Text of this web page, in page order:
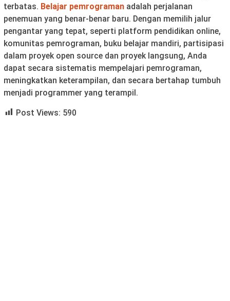
terbatas. Belajar pemrograman adalah perjalanan
penemuan yang benar-benar baru. Dengan memilih jalur
pengantar yang tepat, seperti platform pendidikan online,
komunitas pemrograman, buku belajar mandiri, partisipasi
dalam proyek open source dan proyek langsung, Anda
dapat secara sistematis mempelajari pemrograman,
meningkatkan keterampilan, dan secara bertahap tumbuh
menjadi programmer yang terampil.
Post Views: 590